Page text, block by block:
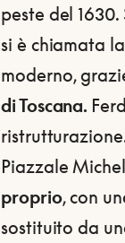
peste del
si è chiamata
moderno,
di Toscana.
Piazzale
proprio, con
sostituito da